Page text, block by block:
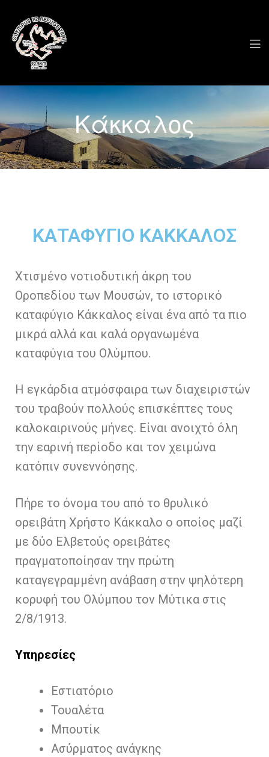
Κάκκαλος
ΚΑΤΑΦΥΓΙΟ ΚΑΚΚΑΛΟΣ
Χτισμένο νοτιοδυτική άκρη του
Οροπεδίου των Μουσών, το ιστορικό
καταφύγιο Κάκκαλος είναι ένα από τα πιο
μικρά αλλά και καλά οργανωμένα
καταφύγια του Ολύμπου.
Η εγκάρδια ατμόσφαιρα των διαχειριστών
του τραβούν πολλούς επισκέπτες τους
καλοκαιρινούς μήνες. Είναι ανοιχτό όλη
την εαρινή περίοδο και τον χειμώνα
κατόπιν συνεννόησης.
Πήρε το όνομα του από το θρυλικό
ορειβάτη Χρήστο Κάκκαλο ο οποίος μαζί
με δύο Ελβετούς ορειβάτες
πραγματοποίησαν την πρώτη
καταγεγραμμένη ανάβαση στην ψηλότερη
κορυφή του Ολύμπου τον Μύτικα στις
2/8/1913.
Υπηρεσίες
Εστιατόριο
Τουαλέτα
Μπουτίκ
Ασύρματος ανάγκης